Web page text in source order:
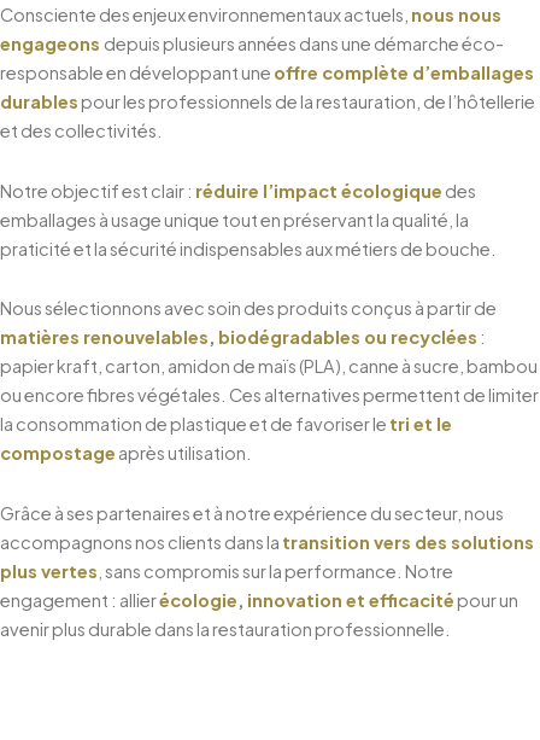
Consciente des enjeux environnementaux actuels, nous nous
engageons depuis plusieurs années dans une démarche éco-
responsable en développant une offre complète d’emballages
durablespour les professionnels de la restauration, de l’hôtellerie
et des collectivités.
Notre objectif est clair : réduire l’impact écologique des
emballages à usage unique tout en préservant la qualité, la
praticité et la sécurité indispensables aux métiers de bouche.
Nous sélectionnons avec soin des produits conçus à partir de
matières renouvelables, biodégradables ou recyclées :
papier kraft, carton, amidon de maïs (PLA), canne à sucre, bambou
ou encore fibres végétales. Ces alternatives permettent de limiter
la consommation de plastique et de favoriser le tri et le
compostage après utilisation.
Grâce à ses partenaires et à notre expérience du secteur, nous
accompagnons nos clients dans la transition vers des solutions
plus vertes , sans compromis sur la performance. Notre
engagement : allierécologie innovation et efficacitépour un
avenir plus durable dans la restauration professionnelle.